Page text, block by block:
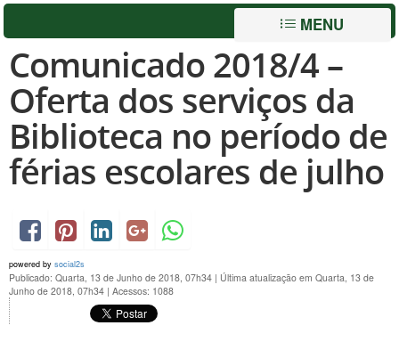
MENU
Comunicado 2018/4 –
Oferta dos serviços da
Biblioteca no período de
férias escolares de julho
powered by social2s
Publicado: Quarta, 13 de Junho de 2018, 07h34 | Última atualização em Quarta, 13 de
Junho de 2018, 07h34 | Acessos: 1088